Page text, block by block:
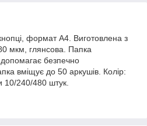
формат A4. Виготовлена з
мкм, глянсова. Папка
безпечно
вміщує до 50 аркушів. Колір:
10/240/480 штук.